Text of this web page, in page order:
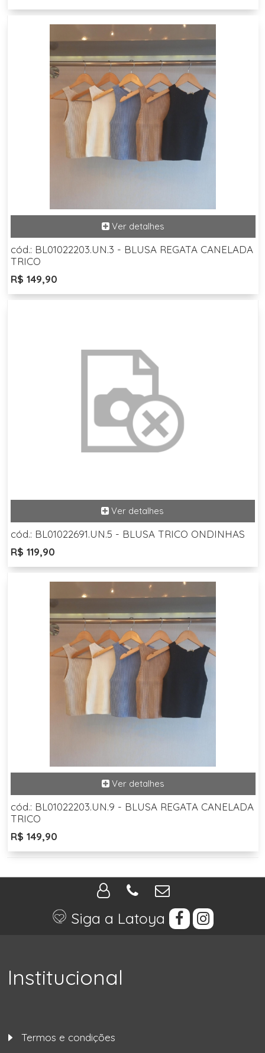
cód.: BL01022203.UN.3 - BLUSA REGATA CANELADA
TRICO
R$ 149,90
cód.: BL01022691.UN.5 - BLUSA TRICO ONDINHAS
R$ 119,90
cód.: BL01022203.UN.9 - BLUSA REGATA CANELADA
TRICO
R$ 149,90
Siga a Latoya
Institucional
Termos e condições